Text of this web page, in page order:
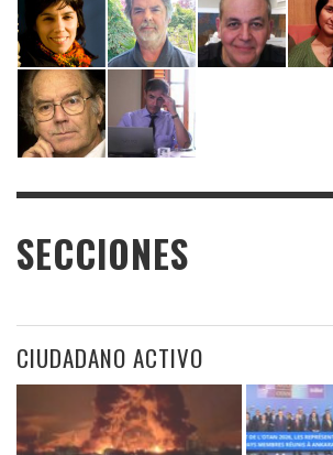
SECCIONES
CIUDADANO ACTIVO